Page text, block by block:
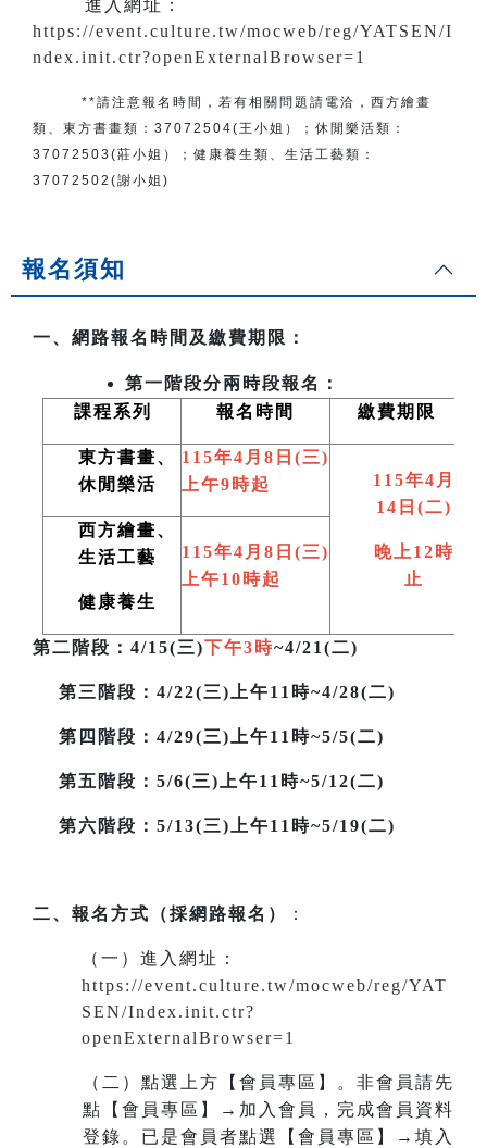
進入網址：
https://event.culture.tw/mocweb/reg/YATSEN/I
ndex.init.ctr?openExternalBrowser=1
**請注意報名時間，若有相關問題 請電洽 ， 西方繪畫
類、東方書畫類： 37072504(王小姐） ； 休閒樂活類：
37072503(莊小姐）； 健康養生類、生活工藝類：
37072502(謝小姐)
報名須知
一、網路報名時間及繳費期限：
第一階段分兩時段報名：
課程系列
報名時間 繳費期限
東方書畫、
休閒樂活
115年4月8日(三)
上午9時起
115年4月
14日(二)
晚上12時
止
西方繪畫、
生活工藝
健康養生
115年4月8日(三)
上午10時起
第二階段 ：4/15(三)下午3時~4/21(二)
第三階段 ：4/22(三)上午11時~4/28(二)
第四階段：4/29(三)上午11時~5/5(二)
第五階段：5/6(三)上午11時~5/12(二)
第六階段：5/13(三)上午11時~5/19(二)
二、報名方式（採網路報名） ：
（一）進入網址 ：
https://event.culture.tw/mocweb/reg/YAT
SEN/Index.init.ctr?
openExternalBrowser=1
（二）點選上方【會員專區】。非會員請先
點【會員專區】→加入會員，完成會員資料
登錄。已是會員者點選【會員專區】→填入